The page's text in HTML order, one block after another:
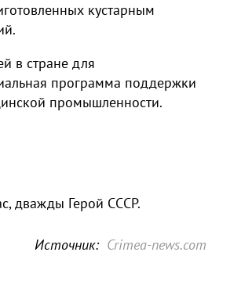
кустарным
в стране для
программа поддержки
промышленности.
дважды Герой СССР.
Источник: Crimea-news.com